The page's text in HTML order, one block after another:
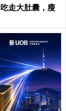
走大肚囊，瘦